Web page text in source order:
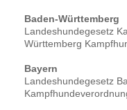
Baden-Württemberg
Landeshundegesetz
Württemberg
Bayern
Landeshundegesetz